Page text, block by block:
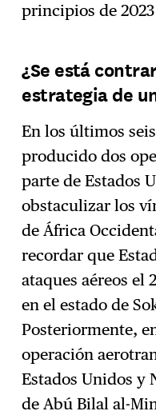
principios de
¿Se está
estrategia de
En los últimos
producido dos
parte de Estados
obstaculizar los
de África
recordar que
ataques aéreos el
en el estado de
Posteriormente,
operación
Estados Unidos y
de Abú Bilal al-